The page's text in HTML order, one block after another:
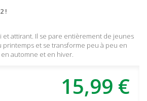
!
et attirant. Il se pare entièrement de jeunes
printemps et se transforme peu à peu en
automne et en hiver.
15,99 €